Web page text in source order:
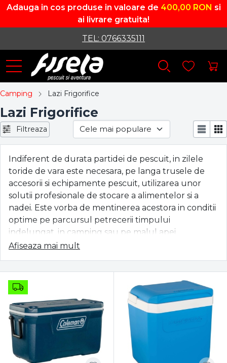
Adauga in cos produse in valoare de 400,00 RON si
ai livrare gratuita!
TEL: 0766335111
Camping Lazi Frigorifice
Lazi Frigorifice
Filtreaza
Indiferent de durata partidei de pescuit, in zilele
toride de vara este necesara, pe langa trusele de
accesorii si echipamente pescuit, utilizarea unor
solutii profesionale de stocare a alimentelor si a
nadei. Este vorba de mentinerea acestora in conditii
optime pe parcursul petrecerii timpului
indelungat, in camping sau pe malul apei.
zile. Izolatia interioara groasa asigura o temperatura
constanta iar sistemul sigur de inchidere nu
permite aerului cald sa patrunda in lada frigorifica.
Bineinteles unul dintre cele mai importante sfaturi
atunci cand utilizam o lada frigorifica fara
alimentare electrica este acela de a o deschide
numai cand este necesar.
Afiseaza mai mult